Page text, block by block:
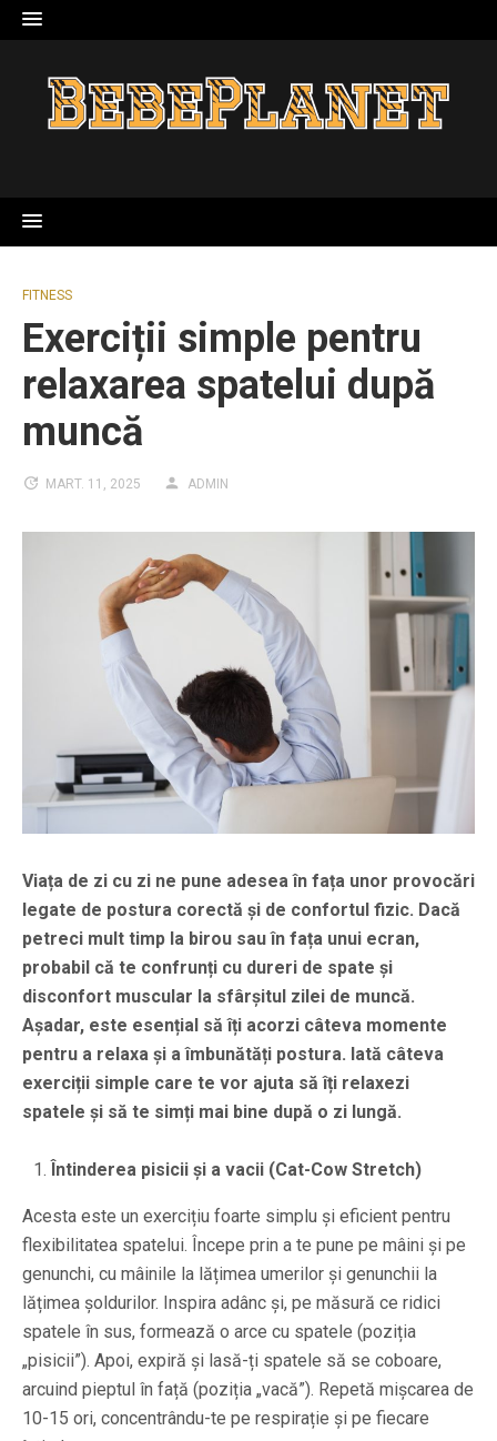
Skip
to
FITNESS
Exerciții simple pentru
relaxarea spatelui după
muncă
MART. 11, 2025 ADMIN
Viața de zi cu zi ne pune adesea în fața unor provocări
legate de postura corectă și de confortul fizic. Dacă
petreci mult timp la birou sau în fața unui ecran,
probabil că te confrunți cu dureri de spate și
disconfort muscular la sfârșitul zilei de muncă.
Așadar, este esențial să îți acorzi câteva momente
pentru a relaxa și a îmbunătăți postura. Iată câteva
exerciții simple care te vor ajuta să îți relaxezi
spatele și să te simți mai bine după o zi lungă.
Întinderea pisicii și a vacii (Cat-Cow Stretch)
Acesta este un exercițiu foarte simplu și eficient pentru
flexibilitatea spatelui. Începe prin a te pune pe mâini și pe
genunchi, cu mâinile la lățimea umerilor și genunchii la
lățimea șoldurilor. Inspira adânc și, pe măsură ce ridici
spatele în sus, formează o arce cu spatele (poziția
„pisicii”). Apoi, expiră și lasă-ți spatele să se coboare,
arcuind pieptul în față (poziția „vacă”). Repetă mișcarea de
10-15 ori, concentrându-te pe respirație și pe fiecare